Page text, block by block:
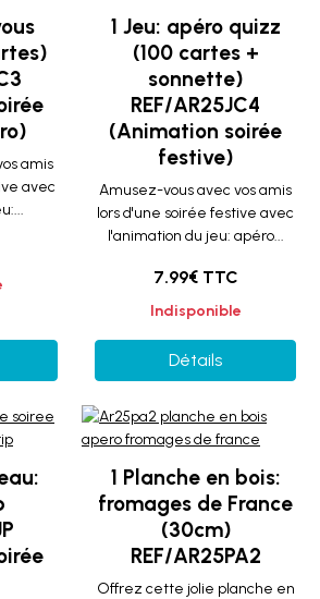
amis
avec
1 Jeu: apéro quizz
(100 cartes +
sonnette)
REF/AR25JC4
(Animation soirée
festive)
Amusez-vous avec vos amis
lors d'une soirée festive avec
l'animation du jeu: apéro...
7.99€ TTC
Indisponible
Détails
1 Planche en bois:
fromages de France
(30cm)
REF/AR25PA2
Offrez cette jolie planche en